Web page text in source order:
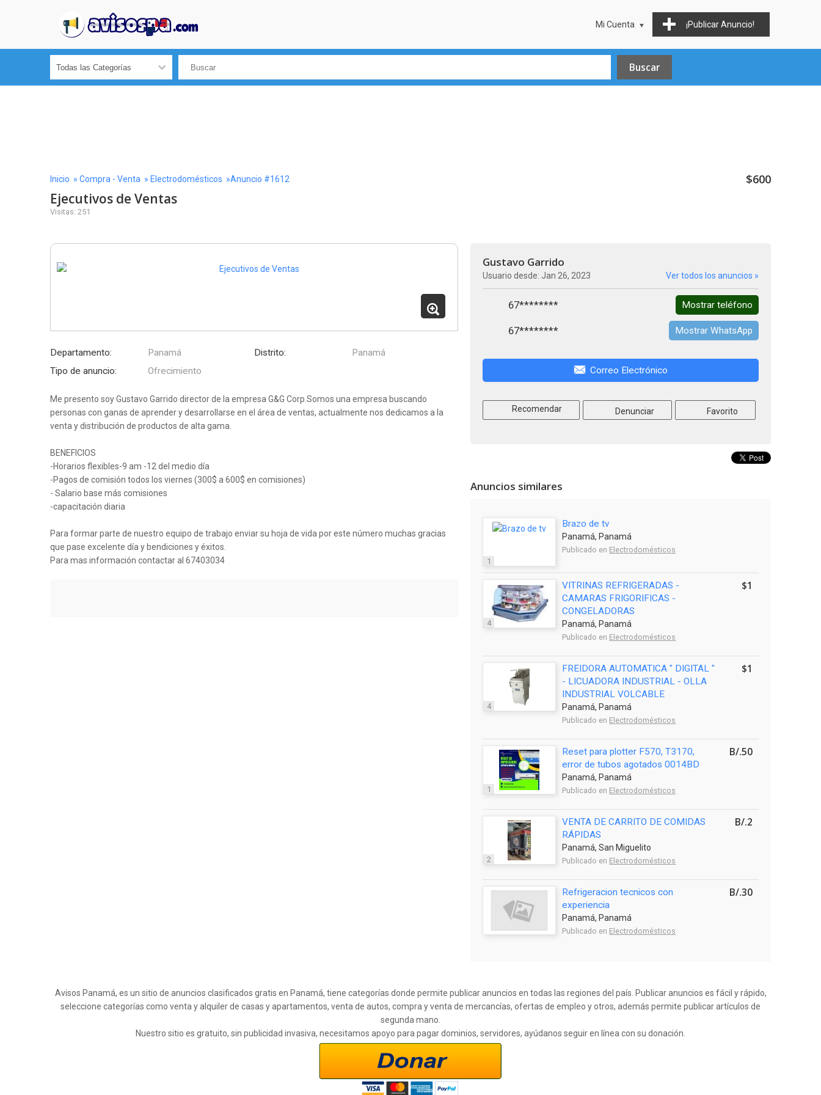
¡Publicar Anuncio!
Mi Cuenta
Inicio » Compra - Venta » Electrodomésticos »Anuncio #1612 $600
Ejecutivos de Ventas
Visitas: 251
Departamento: Panamá Distrito:
Panamá
Tipo de anuncio:
Ofrecimiento
Me presento soy Gustavo Garrido director de la empresa G&G Corp.Somos una empresa buscando
personas con ganas de aprender y desarrollarse en el área de ventas, actualmente nos dedicamos a la
venta y distribución de productos de alta gama.
BENEFICIOS
-Horarios flexibles-9 am -12 del medio día
-Pagos de comisión todos los viernes (300$ a 600$ en comisiones)
- Salario base más comisiones
-capacitación diaria
Para formar parte de nuestro equipo de trabajo enviar su hoja de vida por este número muchas gracias
que pase excelente día y bendiciones y éxitos.
Para mas información contactar al 67403034
Gustavo Garrido
Usuario desde: Jan 26, 2023 Ver todos los anuncios »
67******** Mostrar teléfono
67******** Mostrar WhatsApp
Correo Electrónico
Recomendar Denunciar Favorito
Anuncios similares
1
Brazo de tv
Panamá, Panamá
Publicado en Electrodomésticos
4
VITRINAS REFRIGERADAS -
CAMARAS FRIGORIFICAS -
CONGELADORAS
Panamá, Panamá
Publicado en Electrodomésticos
$1
4
FREIDORA AUTOMATICA " DIGITAL "
- LICUADORA INDUSTRIAL - OLLA
INDUSTRIAL VOLCABLE
Panamá, Panamá
Publicado en Electrodomésticos
$1
1
Reset para plotter F570, T3170,
error de tubos agotados 0014BD
Panamá, Panamá
Publicado en Electrodomésticos
B/.50
2
VENTA DE CARRITO DE COMIDAS
RÁPIDAS
Panamá, San Miguelito
Publicado en Electrodomésticos
B/.2
Refrigeracion tecnicos con
experiencia
Panamá, Panamá
Publicado en Electrodomésticos
B/.30
Avisos Panamá, es un sitio de anuncios clasificados gratis en Panamá, tiene categorías donde permite publicar anuncios en todas las regiones del país. Publicar anuncios es fácil y rápido,
seleccione categorías como venta y alquiler de casas y apartamentos, venta de autos, compra y venta de mercancías, ofertas de empleo y otros, además permite publicar artículos de
segunda mano.
Nuestro sitio es gratuito, sin publicidad invasiva, necesitamos apoyo para pagar dominios, servidores, ayúdanos seguir en línea con su donación.